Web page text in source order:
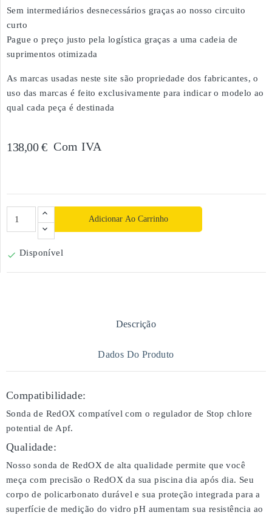
Sem intermediários desnecessários graças ao nosso circuito
curto
Pague o preço justo pela logística graças a uma cadeia de
suprimentos otimizada
As marcas usadas neste site são propriedade dos fabricantes, o
uso das marcas é feito exclusivamente para indicar o modelo ao
qual cada peça é destinada
138,00 € Com IVA
Adicionar Ao Carrinho
 Disponível
Descrição
Dados Do Produto
Compatibilidade:
Sonda de RedOX compatível com o regulador de Stop chlore
potential de Apf.
Qualidade:
Nosso sonda de RedOX de alta qualidade permite que você
meça com precisão o RedOX da sua piscina dia após dia. Seu
corpo de policarbonato durável e sua proteção integrada para a
superfície de medição do vidro pH aumentam sua resistência ao